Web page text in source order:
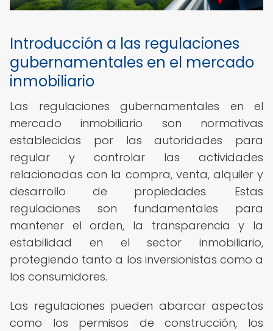
Introducción a las regulaciones
gubernamentales en el mercado
inmobiliario
Las regulaciones gubernamentales en el
mercado inmobiliario son normativas
establecidas por las autoridades para
regular y controlar las actividades
relacionadas con la compra, venta, alquiler y
desarrollo de propiedades. Estas
regulaciones son fundamentales para
mantener el orden, la transparencia y la
estabilidad en el sector inmobiliario,
protegiendo tanto a los inversionistas como a
los consumidores.
Las regulaciones pueden abarcar aspectos
como los permisos de construcción, los